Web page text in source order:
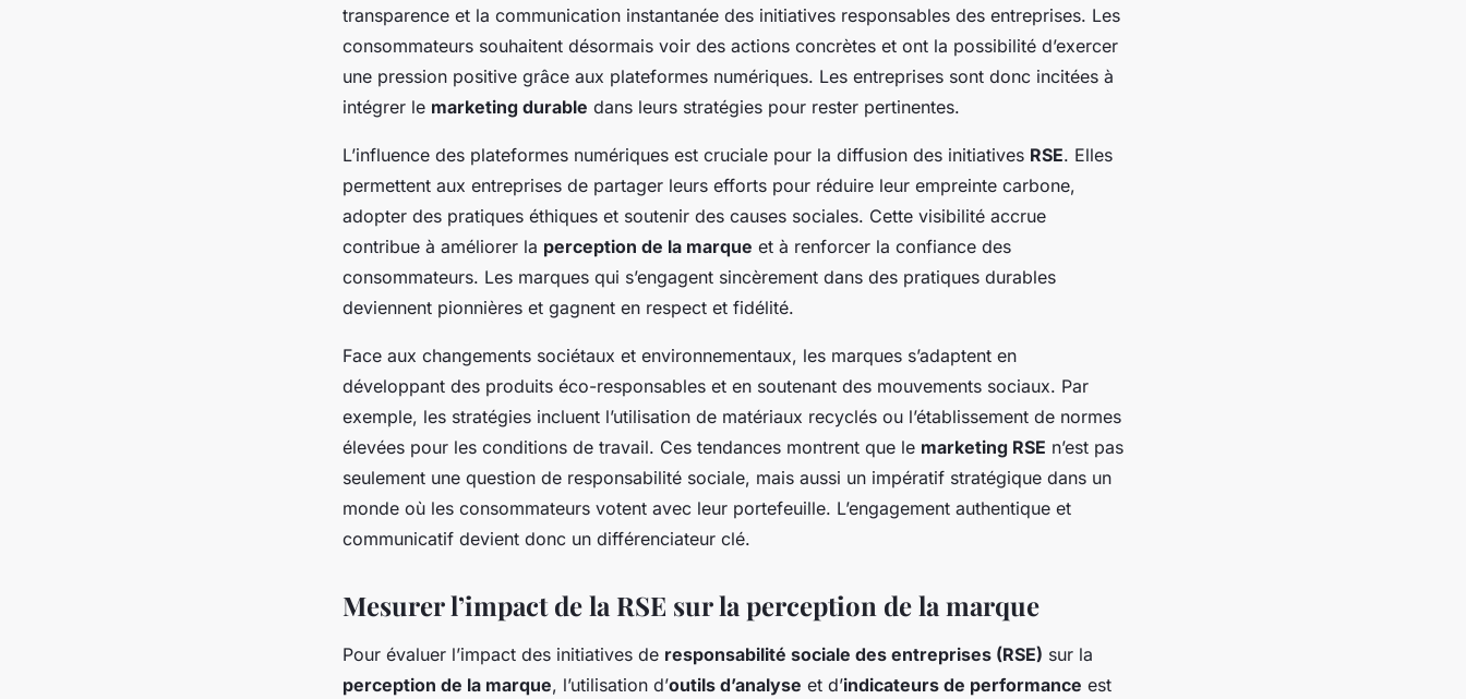
transparence et la communication instantanée des initiatives responsables des entreprises. Les
consommateurs souhaitent désormais voir des actions concrètes et ont la possibilité d’exercer
une pression positive grâce aux plateformes numériques. Les entreprises sont donc incitées à
intégrer le marketing durable dans leurs stratégies pour rester pertinentes.
L’influence des plateformes numériques est cruciale pour la diffusion des initiatives RSE. Elles
permettent aux entreprises de partager leurs efforts pour réduire leur empreinte carbone,
adopter des pratiques éthiques et soutenir des causes sociales. Cette visibilité accrue
contribue à améliorer la perception de la marque et à renforcer la confiance des
consommateurs. Les marques qui s’engagent sincèrement dans des pratiques durables
deviennent pionnières et gagnent en respect et fidélité.
Face aux changements sociétaux et environnementaux, les marques s’adaptent en
développant des produits éco-responsables et en soutenant des mouvements sociaux. Par
exemple, les stratégies incluent l’utilisation de matériaux recyclés ou l’établissement de normes
élevées pour les conditions de travail. Ces tendances montrent que le marketing RSE n’est pas
seulement une question de responsabilité sociale, mais aussi un impératif stratégique dans un
monde où les consommateurs votent avec leur portefeuille. L’engagement authentique et
communicatif devient donc un différenciateur clé.
Mesurer l’impact de la RSE sur la perception de la marque
Pour évaluer l’impact des initiatives de responsabilité sociale des entreprises (RSE) sur la
perception de la marque, l’utilisation d’outils d’analyse et d’indicateurs de performance est